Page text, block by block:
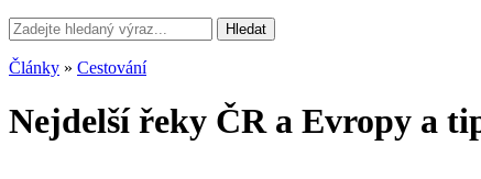
Hledat
Články » Cestování
Nejdelší řeky ČR a Evropy a